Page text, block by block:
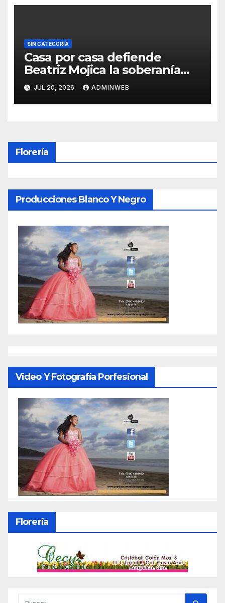
SIN CATEGORÍA
Casa por casa defiende
Beatriz Mojica la soberanía
nacional en Tlapa
JUL 20, 2026 ADMINWEB
Florería
Producciones Blanco Y Negro
Video Y Fotografía Porfesional
Florería